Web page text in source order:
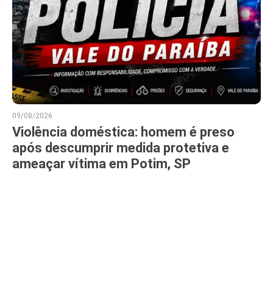
09/08/2026
Violência doméstica: homem é preso
após descumprir medida protetiva e
ameaçar vítima em Potim, SP